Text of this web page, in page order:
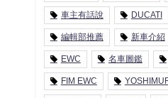
車主有話說 DUCATI
編輯部推薦 新車介紹
EWC 名車圖鑑
FIM EWC